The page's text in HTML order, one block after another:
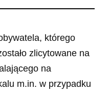
którego
zlicytowane na
na
m.in. w przypadku